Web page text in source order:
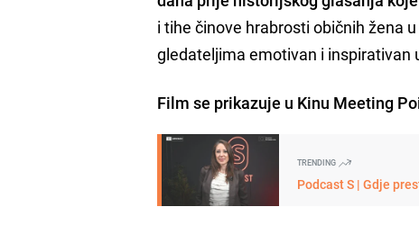
i tihe činove hrabrosti običnih žena
gledateljima emotivan i inspirativan
Film se prikazuje u Kinu Meeting
TRENDING
Podcast S | Gdje